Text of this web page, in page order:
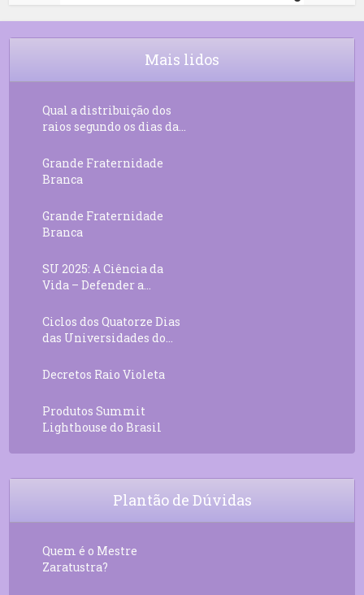
9
18:00
Rosário da Criança
10
04:43
Decreto 50.03 – Diante da Vossa
Mais lidos
Qual a distribuição dos
raios segundo os dias da...
Grande Fraternidade
Branca
Grande Fraternidade
Branca
SU 2025: A Ciência da
Vida – Defender a...
Ciclos dos Quatorze Dias
das Universidades do...
Decretos Raio Violeta
Produtos Summit
Lighthouse do Brasil
Plantão de Dúvidas
Quem é o Mestre
Zaratustra?